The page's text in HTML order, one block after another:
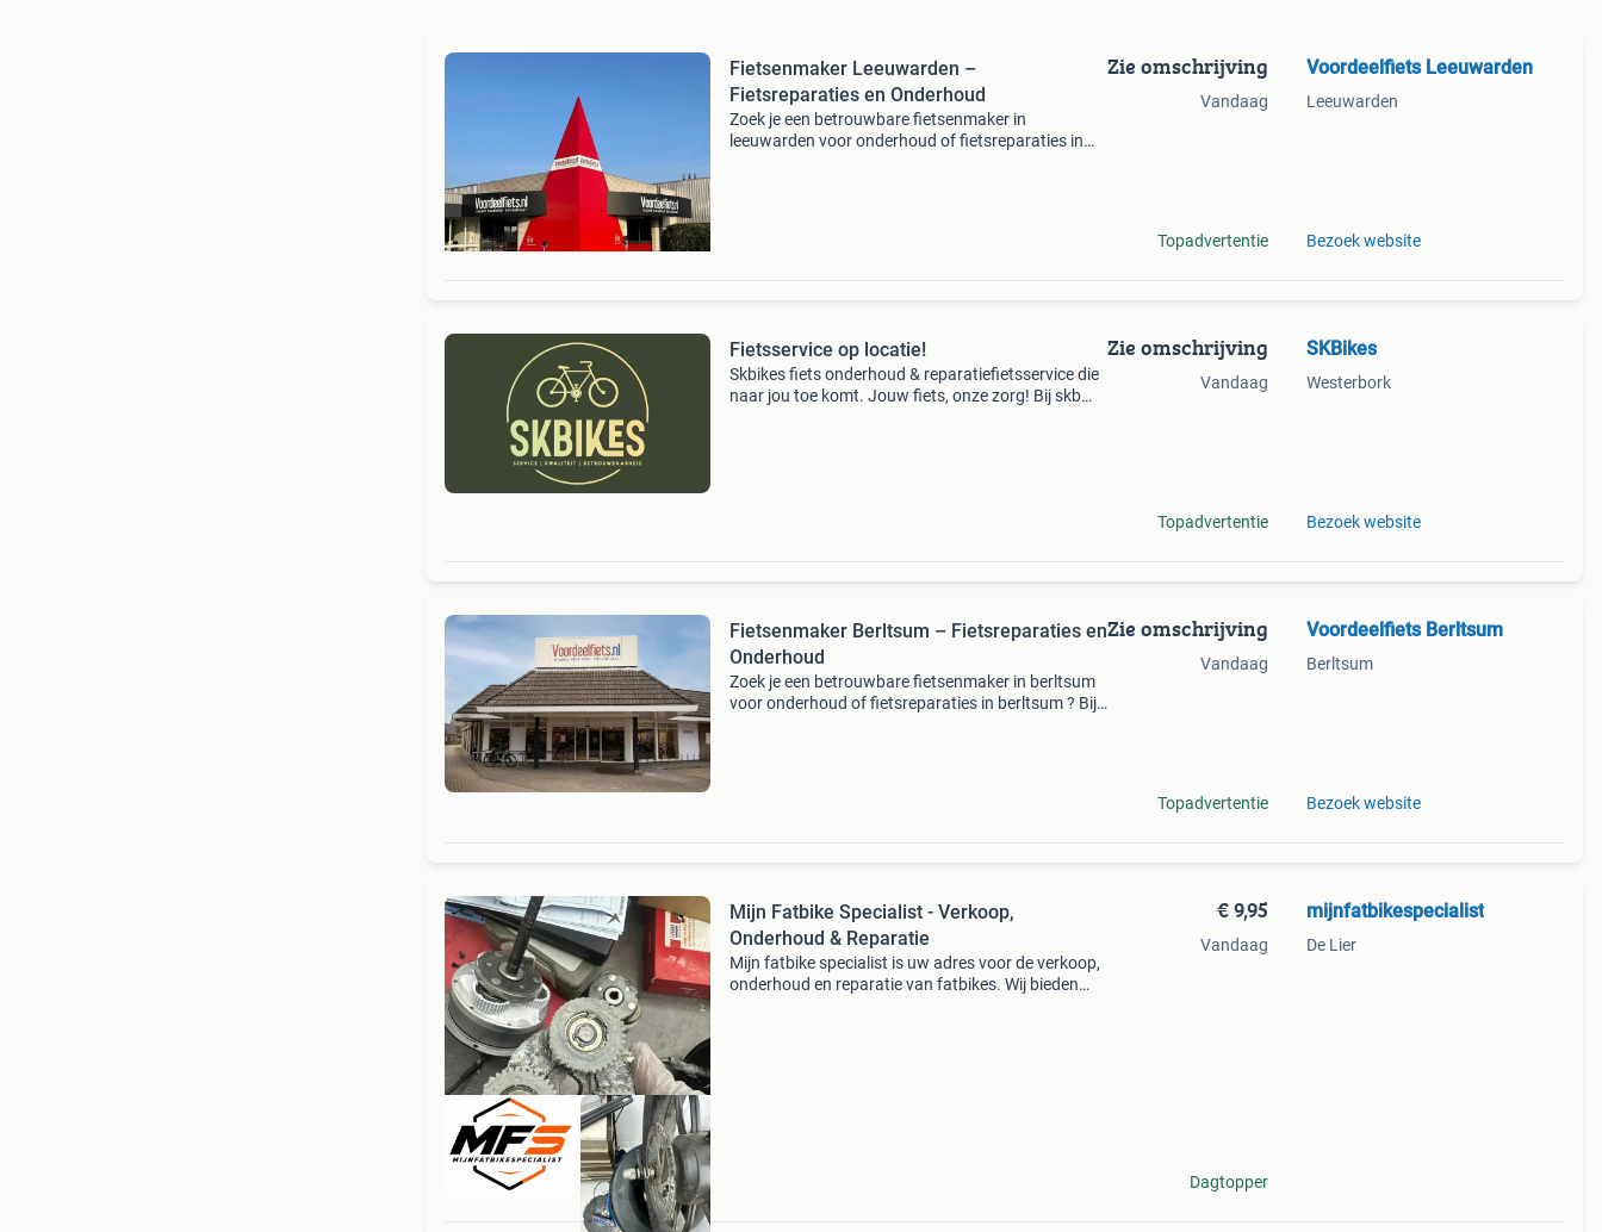
Fietsenmaker Leeuwarden –
Fietsreparaties en Onderhoud
Zoek je een betrouwbare fietsenmaker in
leeuwarden voor onderhoud of fietsreparaties in
Zie omschrijving
Vandaag
Topadvertentie
Voordeelfiets Leeuwarden
Leeuwarden
Bezoek website
Fietsservice op locatie!
Skbikes fiets onderhoud & reparatiefietsservice die
naar jou toe komt. Jouw fiets, onze zorg! Bij skb
Zie omschrijving
Vandaag
Topadvertentie
SKBikes
Westerbork
Bezoek website
Fietsenmaker Berltsum – Fietsreparaties en
Onderhoud
Zoek je een betrouwbare fietsenmaker in berltsum
voor onderhoud of fietsreparaties in berltsum ? Bij
Zie omschrijving
Vandaag
Topadvertentie
Voordeelfiets Berltsum
Berltsum
Bezoek website
Mijn Fatbike Specialist - Verkoop,
Onderhoud & Reparatie
Mijn fatbike specialist is uw adres voor de verkoop,
onderhoud en reparatie van fatbikes. Wij bieden
€ 9,95
Vandaag
Dagtopper
mijnfatbikespecialist
De Lier